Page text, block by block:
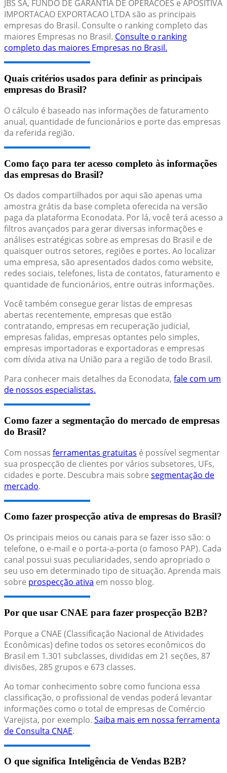
JBS SA, FUNDO DE GARANTIA DE OPERACOES e APOSITIVA
IMPORTACAO EXPORTACAO LTDA são as principais
empresas do Brasil. Consulte o ranking completo das
maiores Empresas no Brasil. Consulte o ranking
completo das maiores Empresas no Brasil.
Quais critérios usados para definir as principais
empresas do Brasil?
O cálculo é baseado nas informações de faturamento
anual, quantidade de funcionários e porte das empresas
da referida região.
Como faço para ter acesso completo às informações
das empresas do Brasil?
Os dados compartilhados por aqui são apenas uma
amostra grátis da base completa oferecida na versão
paga da plataforma Econodata. Por lá, você terá acesso a
filtros avançados para gerar diversas informações e
análises estratégicas sobre as empresas do Brasil e de
quaisquer outros setores, regiões e portes. Ao localizar
uma empresa, são apresentados dados como website,
redes sociais, telefones, lista de contatos, faturamento e
quantidade de funcionários, entre outras informações.
Você também consegue gerar listas de empresas
abertas recentemente, empresas que estão
contratando, empresas em recuperação judicial,
empresas falidas, empresas optantes pelo simples,
empresas importadoras e exportadoras e empresas
com dívida ativa na União para a região de todo Brasil.
Para conhecer mais detalhes da Econodata, fale com um
de nossos especialistas.
Como fazer a segmentação do mercado de empresas
do Brasil?
Com nossas ferramentas gratuitas é possível segmentar
sua prospecção de clientes por vários subsetores, UFs,
cidades e porte. Descubra mais sobre segmentação de
mercado.
Como fazer prospecção ativa de empresas do Brasil?
Os principais meios ou canais para se fazer isso são: o
telefone, o e-mail e o porta-a-porta (o famoso PAP). Cada
canal possui suas peculiaridades, sendo apropriado o
seu uso em determinado tipo de situação. Aprenda mais
sobre prospecção ativa em nosso blog.
Por que usar CNAE para fazer prospecção B2B?
Porque a CNAE (Classificação Nacional de Atividades
Econômicas) define todos os setores econômicos do
Brasil em 1.301 subclasses, divididas em 21 seções, 87
divisões, 285 grupos e 673 classes.
Ao tomar conhecimento sobre como funciona essa
classificação, o profissional de vendas poderá levantar
informações como o total de empresas de Comércio
Varejista, por exemplo. Saiba mais em nossa ferramenta
de Consulta CNAE.
O que significa Inteligência de Vendas B2B?